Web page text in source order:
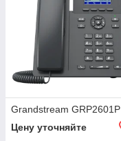
Grandstream GRP2601P
Цену уточняйте